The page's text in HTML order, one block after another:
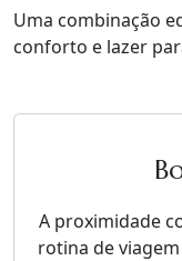
Uma combinação
conforto e lazer
A proximidade
rotina de